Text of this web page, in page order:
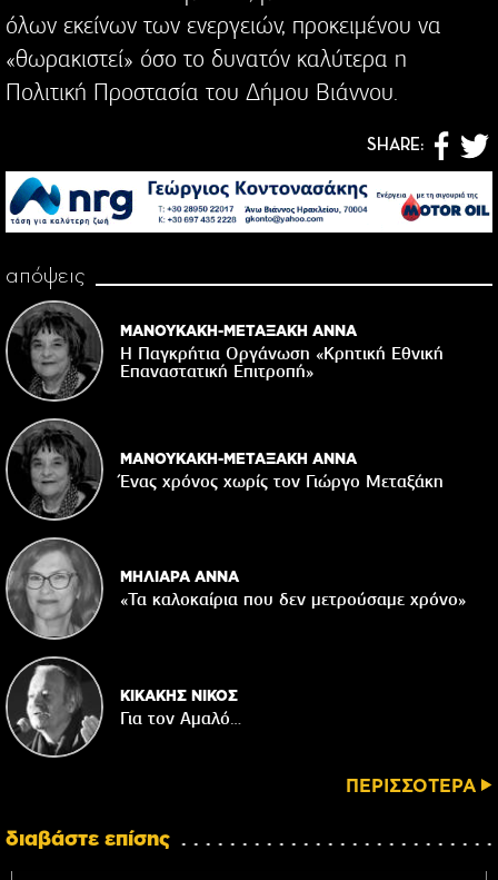
όλων εκείνων των ενεργειών, προκειμένου να
«θωρακιστεί» όσο το δυνατόν καλύτερα η
Πολιτική Προστασία του Δήμου Βιάννου.
SHARE:
απόψεις
ΜΑΝΟΥΚΑΚΗ-ΜΕΤΑΞΑΚΗ ΑΝΝΑ
Η Παγκρήτια Οργάνωση «Κρητική Εθνική
Επαναστατική Eπιτροπή»
ΜΑΝΟΥΚΑΚΗ-ΜΕΤΑΞΑΚΗ ΑΝΝΑ
Ένας χρόνος χωρίς τον Γιώργο Μεταξάκη
ΜΗΛΙΑΡΑ ΑΝΝΑ
«Τα καλοκαίρια που δεν μετρούσαμε χρόνο»
ΚΙΚΑΚΗΣ ΝΙΚΟΣ
Για τον Αμαλό…
ΠΕΡΙΣΣΟΤΕΡΑ
διαβάστε επίσης